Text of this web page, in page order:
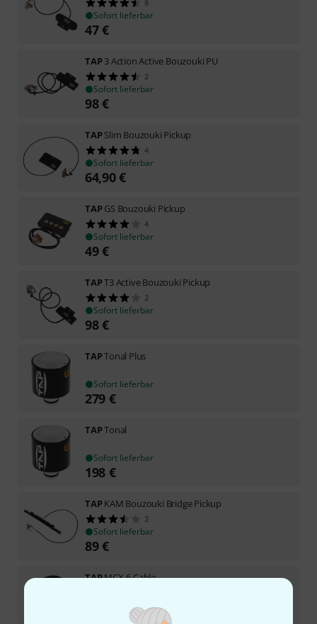
8
Sofort lieferbar
47€
TAP3 Action Active Bouzouki PU
2
Sofort lieferbar
98€
TAPSlim Bouzouki Pickup
4
Sofort lieferbar
64,90€
TAPGS Bouzouki Pickup
4
Sofort lieferbar
49€
TAPT3 Active Bouzouki Pickup
2
Sofort lieferbar
98€
TAPTonal Plus
Sofort lieferbar
279 €
TAPTonal
Sofort lieferbar
198 €
TAPKAM Bouzouki Bridge Pickup
2
Sofort lieferbar
89€
TAPMCX-6 Cable
Sofort lieferbar